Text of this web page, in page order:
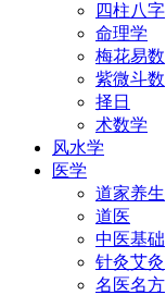
四柱八字
命理学
梅花易数
紫微斗数
择日
术数学
风水学
医学
道家养生
道医
中医基础
针灸艾灸
名医名方